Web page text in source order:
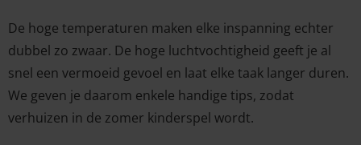
De hoge temperaturen maken elke inspanning echter
dubbel zo zwaar. De hoge luchtvochtigheid geeft je al
snel een vermoeid gevoel en laat elke taak langer duren.
We geven je daarom enkele handige tips, zodat
verhuizen in de zomer kinderspel wordt.